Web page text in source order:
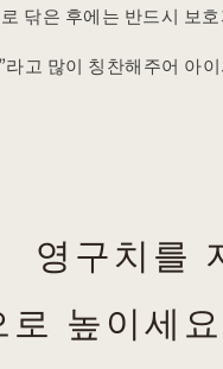
닦은 후에는 반드시 보
라고 많이 칭찬해주어 아
영구치를
로 높이세요